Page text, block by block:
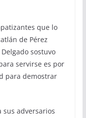
que lo
de Pérez
sostuvo
servirse es por
para demostrar
sus adversarios